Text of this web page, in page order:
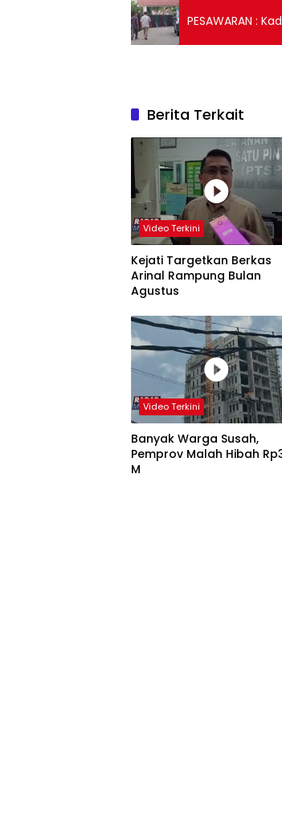
PESAWARAN :
Berita Terkait
Video Terkini
Kejati Targetkan Berkas
Arinal Rampung Bulan
Agustus
Video Terkini
Banyak Warga Susah,
Pemprov Malah Hibah
M